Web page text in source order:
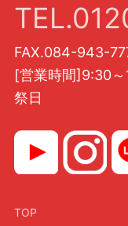
FAX.084-943-
[営業時間]9:30
祭日
TOP